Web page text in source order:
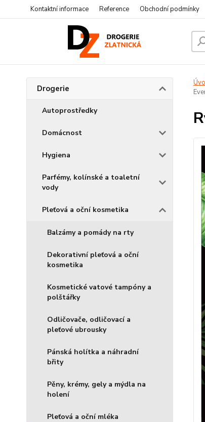
Kontaktní informace Reference Obchodní podmínky
Drogerie
Autoprostředky
Domácnost
Hygiena
Parfémy, kolínské a toaletní
vody
Pleťová a oční kosmetika
Balzámy a pomády na rty
Dekorativní pleťová a oční
kosmetika
Kosmetické vatové tampóny a
polštářky
Odličovače, odličovací a
pleťové ubrousky
Pánská holítka a náhradní
břity
Pěny, krémy, gely a mýdla na
holení
Pleťová a oční mléka